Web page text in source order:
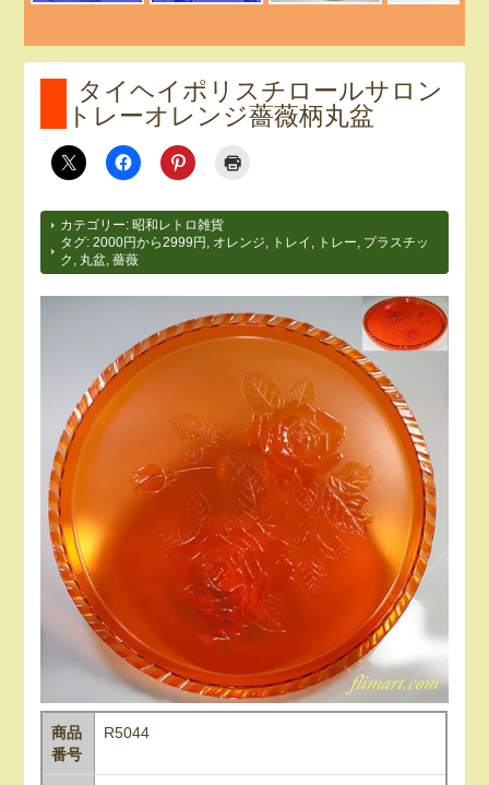
タイヘイポリスチロールサロン
トレーオレンジ薔薇柄丸盆
カテゴリー: 昭和レトロ雑貨
タグ:2000円から2999円 オレンジ トレイ トレー
プラスチッ
ク
丸盆 ,薔薇
商品
番号
R5044